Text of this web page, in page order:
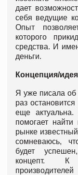
дает
себя ведущие
Опыт
которого
средства. И
деньги.
Концепция/идея
Я уже писала об
раз
еще актуальна.
помогает
рынке
сомневаюсь,
будет
концепт. К